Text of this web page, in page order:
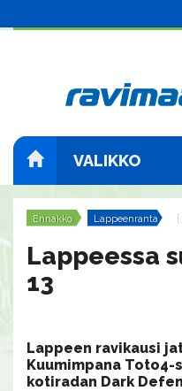
VALIKKO
Ennakko Lappeenranta
Lappeessa
13
Lappeen ravikausi
Kuumimpana
kotiradan Dark